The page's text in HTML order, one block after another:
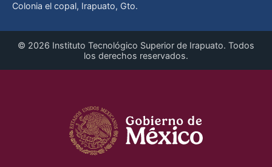
Colonia el copal, Irapuato, Gto.
© 2026 Instituto Tecnológico Superior de Irapuato. Todos
los derechos reservados.